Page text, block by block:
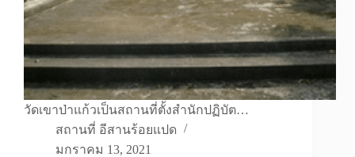
วัดเขาป่าแก้วเป็นสถานที่ตั้งสำนักปฏิบัต…
สถานที่ อีสานร้อยแปด
มกราคม 13, 2021